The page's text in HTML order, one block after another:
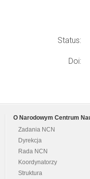
Status:
Doi:
O Narodowym Centrum
Zadania NCN
Dyrekcja
Rada NCN
Koordynatorzy
Struktura